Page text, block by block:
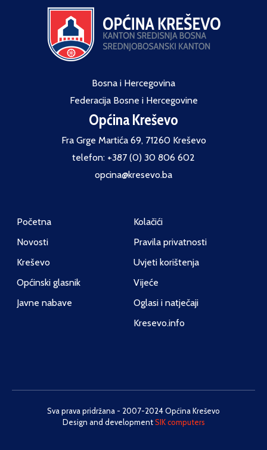
Bosna i Hercegovina
Federacija Bosne i Hercegovine
Općina Kreševo
Fra Grge Martića 69, 71260 Kreševo
telefon: +387 (0) 30 806 602
opcina@kresevo.ba
Početna
Novosti
Kreševo
Općinski glasnik
Javne nabave
Kolačići
Pravila privatnosti
Uvjeti korištenja
Vijeće
Oglasi i natječaji
Kresevo.info
Sva prava pridržana - 2007-2024 Općina Kreševo
Design and developmentSIK computers